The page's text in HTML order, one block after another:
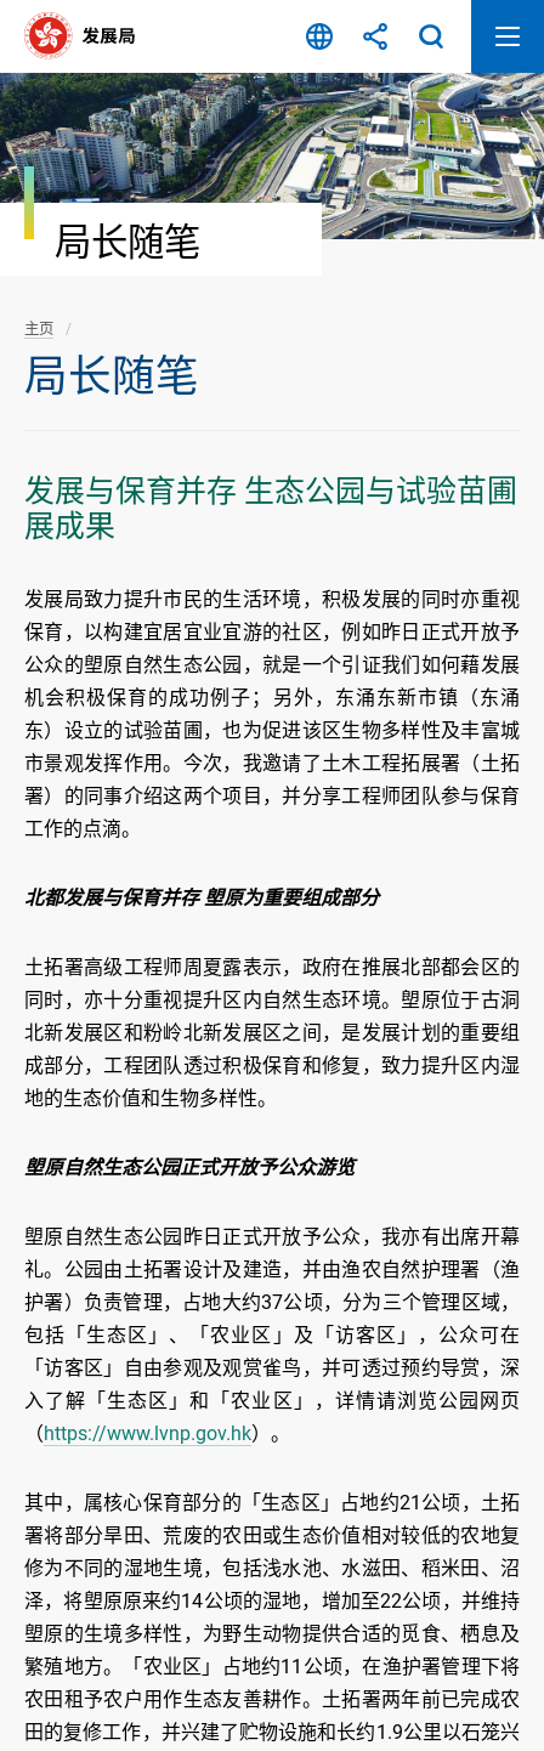
容
开
始
局长随笔
主页
局长随笔
发展与保育并存 生态公园与试验苗圃
展成果
发展局致力提升市民的生活环境，积极发展的同时亦重视
保育，以构建宜居宜业宜游的社区，例如昨日正式开放予
公众的塱原自然生态公园，就是一个引证我们如何藉发展
机会积极保育的成功例子；另外，东涌东新市镇（东涌
东）设立的试验苗圃，也为促进该区生物多样性及丰富城
市景观发挥作用。今次，我邀请了土木工程拓展署（土拓
署）的同事介绍这两个项目，并分享工程师团队参与保育
工作的点滴。
北都发展与保育并存 塱原为重要组成部分
土拓署高级工程师周夏露表示，政府在推展北部都会区的
同时，亦十分重视提升区内自然生态环境。塱原位于古洞
北新发展区和粉岭北新发展区之间，是发展计划的重要组
成部分，工程团队透过积极保育和修复，致力提升区内湿
地的生态价值和生物多样性。
塱原自然生态公园正式开放予公众游览
塱原自然生态公园昨日正式开放予公众，我亦有出席开幕
礼。公园由土拓署设计及建造，并由渔农自然护理署（渔
护署）负责管理，占地大约37公顷，分为三个管理区域，
包括「生态区」、「农业区」及「访客区」，公众可在
「访客区」自由参观及观赏雀鸟，并可透过预约导赏，深
入了解「生态区」和「农业区」，详情请浏览公园网页
（https://www.lvnp.gov.hk）。
其中，属核心保育部分的「生态区」占地约21公顷，土拓
署将部分旱田、荒废的农田或生态价值相对较低的农地复
修为不同的湿地生境，包括浅水池、水滋田、稻米田、沼
泽，将塱原原来约14公顷的湿地，增加至22公顷，并维持
塱原的生境多样性，为野生动物提供合适的觅食、栖息及
繁殖地方。「农业区」占地约11公顷，在渔护署管理下将
农田租予农户用作生态友善耕作。土拓署两年前已完成农
田的复修工作，并兴建了贮物设施和长约1.9公里以石笼兴